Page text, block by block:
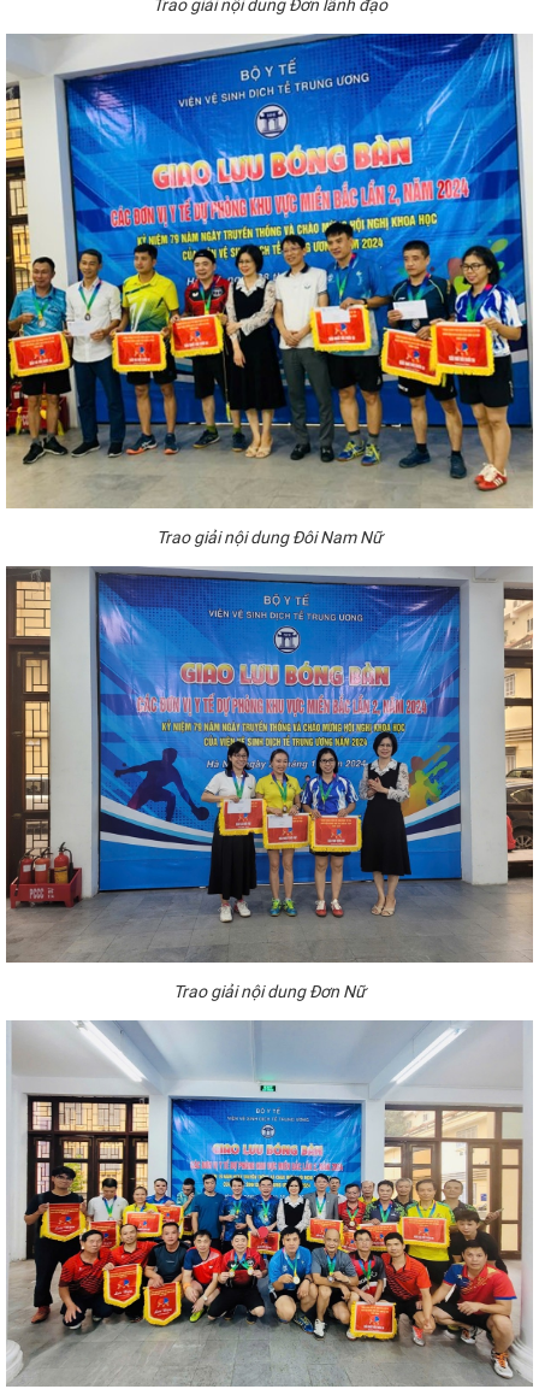
Trao giải nội dung Đơn lãnh đạo
Trao giải nội dung Đôi Nam Nữ
Trao giải nội dung Đơn Nữ